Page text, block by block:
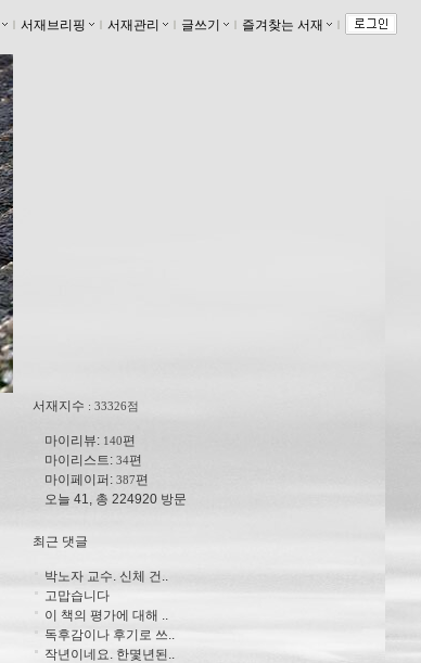
ｌ 서재브리핑 ｌ 서재관리 ｌ 글쓰기 ｌ 즐겨찾는 서재 ｌ
서재지수 : 33326점
마이리뷰: 140편
마이리스트: 34편
마이페이퍼: 387편
오늘 41, 총 224920 방문
최근 댓글
박노자 교수. 신체 건..
고맙습니다
이 책의 평가에 대해 ..
독후감이나 후기로 쓰..
작년이네요. 한몇년된..